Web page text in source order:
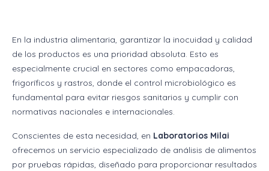
En la industria alimentaria, garantizar la inocuidad y calidad
de los productos es una prioridad absoluta. Esto es
especialmente crucial en sectores como empacadoras,
frigoríficos y rastros, donde el control microbiológico es
fundamental para evitar riesgos sanitarios y cumplir con
normativas nacionales e internacionales.
Conscientes de esta necesidad, en Laboratorios Milai
ofrecemos un servicio especializado de análisis de alimentos
por pruebas rápidas, diseñado para proporcionar resultados